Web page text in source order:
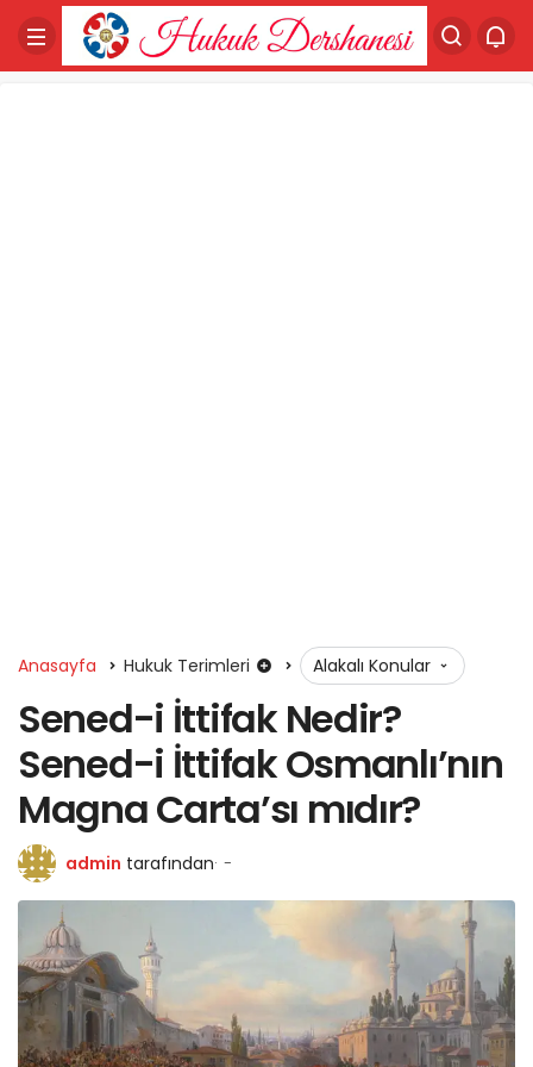
Anasayfa Hukuk Terimleri Alakalı Konular
Sened-i İttifak Nedir?
Sened-i İttifak Osmanlı’nın
Magna Carta’sı mıdır?
admin tarafından -